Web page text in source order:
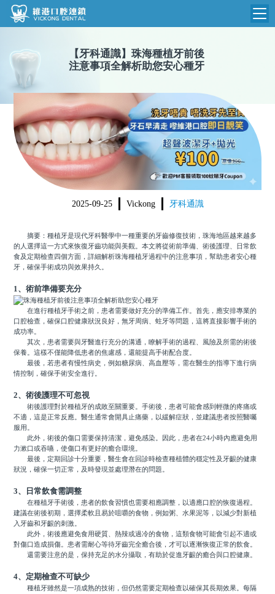
維港首頁
品牌介紹
環境設備
醫院新聞
收費標準
N
收費總表
植牙收費
根管收費
美學收費
箍牙收費
醫生團隊
門診時間
【 牙科通識】 珠海種植牙前後
注意事項全解析助您安心種牙
2025-09-25 Vickong 牙科通識
摘要：種植牙是現代牙科醫學中一種重要的牙齒修復技術，珠海地區越來越多
的人選擇這一方式來恢復牙齒功能與美觀。本文將從術前準備、術後護理、日常飲
食及定期檢查四個方面，詳細解析珠海種植牙過程中的注意事項，幫助患者安心種
牙，確保手術成功與效果持久。
1、術前準備要充分
在進行種植牙手術之前，患者需要做好充分的準備工作。首先，應安排專業的
口腔檢查，確保口腔健康狀況良好，無牙周病、蛀牙等問題，這將直接影響手術的
成功率。
其次，患者需要與牙醫進行充分的溝通，瞭解手術的過程、風險及所需的術後
保養。這樣不僅能降低患者的焦慮感，還能提高手術配合度。
最後，若患者有慢性病史，例如糖尿病、高血壓等，需在醫生的指導下進行病
情控制，確保手術安全進行。
2、術後護理不可忽視
術後護理對於種植牙的成敗至關重要。手術後，患者可能會感到輕微的疼痛或
不適，這是正常反應。醫生通常會開具止痛藥，以緩解症狀，並建議患者按照醫囑
服用。
此外，術後的傷口需要保持清潔，避免感染。因此，患者在24小時內應避免用
力漱口或吞嚥，使傷口有更好的癒合環境。
最後，定期回診十分重要，醫生會在回診時檢查種植體的穩定性及牙齦的健康
狀況，確保一切正常，及時發現並處理潛在的問題。
3、日常飲食需調整
在種植牙手術後，患者的飲食習慣也需要相應調整，以適應口腔的恢復過程。
建議在術後初期，選擇柔軟且易於咀嚼的食物，例如粥、水果泥等，以減少對新植
入牙齒和牙齦的刺激。
此外，術後應避免食用硬質、熱辣或過冷的食物，這類食物可能會引起不適或
對傷口造成損傷。患者需耐心等待牙齒完全癒合後，才可以逐漸恢復正常的飲食。
還需要注意的是，保持充足的水分攝取，有助於促進牙齦的癒合與口腔健康。
4、定期檢查不可缺少
種植牙雖然是一項成熟的技術，但仍然需要定期檢查以確保其長期效果。每隔